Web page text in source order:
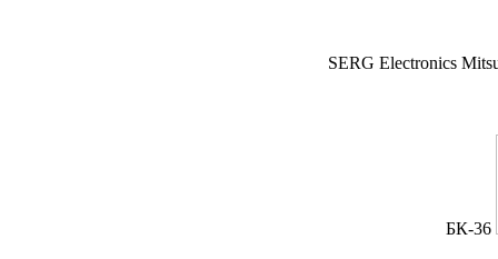
SERG Electronics
БК-36